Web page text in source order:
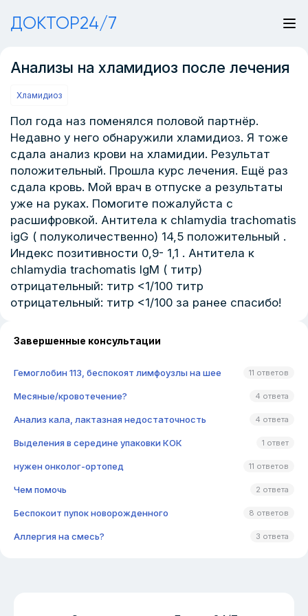
ДОКТОР24/7
Анализы на хламидиоз после лечения
Хламидиоз
Пол года наз поменялся половой партнёр.
Недавно у него обнаружили хламидиоз. Я тоже
сдала анализ крови на хламидии. Результат
положительный. Прошла курс лечения. Ещё раз
сдала кровь. Мой врач в отпуске а результаты
уже на руках. Помогите пожалуйста с
расшифровкой. Антитела к chlamydia trachomatis
igG ( полуколичественно) 14,5 положительный .
Индекс позитивности 0,9- 1,1 . Антитела к
chlamydia trachomatis lgM ( титр)
отрицательный: титр <1/100 титр
отрицательный: титр <1/100 за ранее спасибо!
Завершенные консультации
Гемоглобин 113, беспокоят лимфоузлы на шее 11 ответов
Месяные/кровотечение? 4 ответа
Анализ кала, лактазная недостаточность 4 ответа
Выделения в середине упаковки КОК 1 ответ
нужен онколог-ортопед 11 ответов
Чем помочь 2 ответа
Беспокоит пупок новорожденного 8 ответов
Аллергия на смесь? 3 ответа